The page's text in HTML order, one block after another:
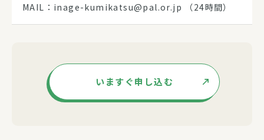
MAIL：inage-kumikatsu@pal.or.jp （24時間）
いますぐ申し込む